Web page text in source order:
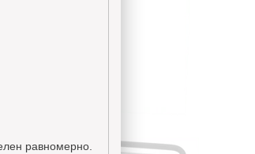
равномерно.